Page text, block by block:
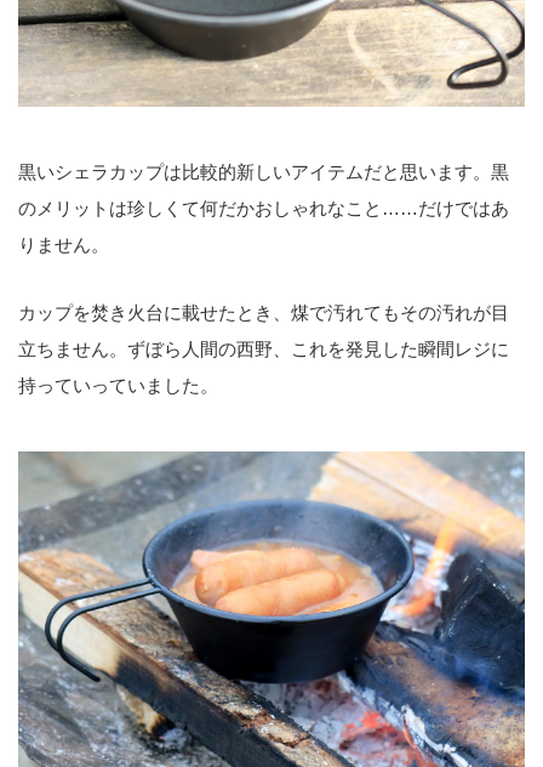
黒いシェラカップは比較的新しいアイテムだと思います。黒
のメリットは珍しくて何だかおしゃれなこと……だけではあ
りません。
カップを焚き火台に載せたとき、煤で汚れてもその汚れが目
立ちません。ずぼら人間の西野、これを発見した瞬間レジに
持っていっていました。